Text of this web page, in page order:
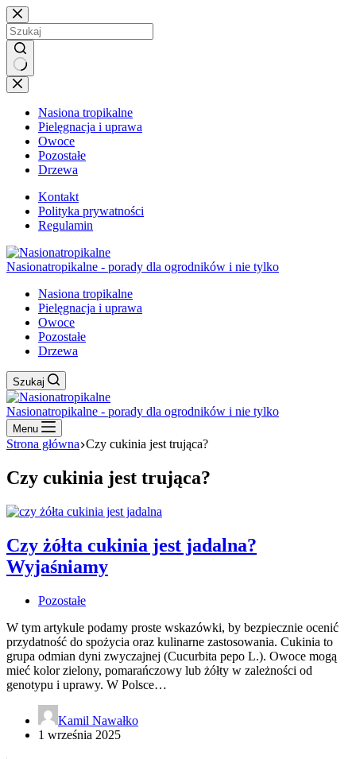
Przejdź
do
treści
Brak
wyników
Nasiona tropikalne
Pielęgnacja i uprawa
Owoce
Pozostałe
Drzewa
Kontakt
Polityka prywatności
Regulamin
Nasionatropikalne - porady dla ogrodników i nie tylko
Nasiona tropikalne
Pielęgnacja i uprawa
Owoce
Pozostałe
Drzewa
Szukaj
Nasionatropikalne - porady dla ogrodników i nie tylko
Menu
Strona główna Czy cukinia jest trująca?
Czy cukinia jest trująca?
Czy żółta cukinia jest jadalna?
Wyjaśniamy
Pozostałe
W tym artykule podamy proste wskazówki, by bezpiecznie ocenić
przydatność do spożycia oraz kulinarne zastosowania. Cukinia to
grupa odmian dyni zwyczajnej (Cucurbita pepo L.). Owoce mogą
mieć kolor zielony, pomarańczowy lub żółty w zależności od
genotypu i uprawy. W Polsce…
Kamil Nawałko
1 września 2025